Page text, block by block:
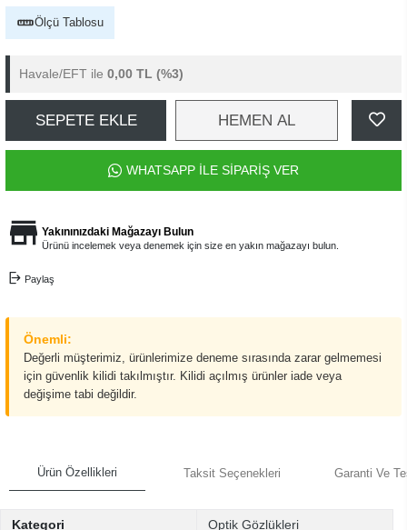
Ölçü Tablosu
Havale/EFT ile 0,00 TL (%3)
SEPETE EKLE HEMEN AL
WHATSAPP İLE SİPARİŞ VER
Yakınınızdaki Mağazayı Bulun
Ürünü incelemek veya denemek için size en yakın mağazayı bulun.
Paylaş
Önemli:
Değerli müşterimiz, ürünlerimize deneme sırasında zarar gelmemesi
için güvenlik kilidi takılmıştır. Kilidi açılmış ürünler iade veya
değişime tabi değildir.
Ürün Özellikleri Taksit Seçenekleri Garanti Ve
Kategori Optik Gözlükleri